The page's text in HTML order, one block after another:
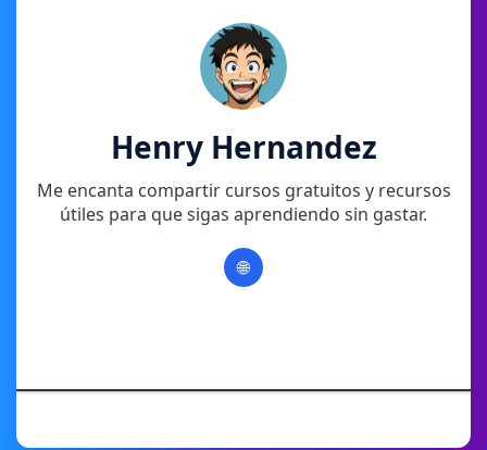
Henry Hernandez
Me encanta compartir cursos gratuitos y recursos
útiles para que sigas aprendiendo sin gastar.
🌐